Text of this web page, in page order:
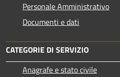
Personale Amministrativo
Documenti e dati
CATEGORIE DI SERVIZIO
Anagrafe e stato civile